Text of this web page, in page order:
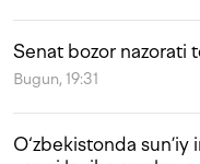
Senat bozor nazorati
Bugun, 19:31
O‘zbekistonda